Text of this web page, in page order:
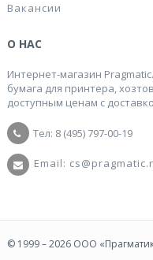
Вакансии
О НАС
Интернет-магазин
бумага для принтера,
доступным ценам с
Тел: 8 (495) 797-00-19
Email:
© 1999 – 2026 ООО